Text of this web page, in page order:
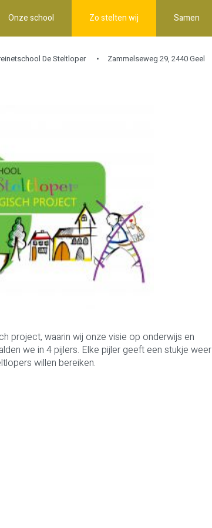
Onze school Zo stelten wij Samen
De Steltloper Zammelseweg 29, 2440 Geel
project, waarin wij onze visie op onderwijs en
we in 4 pijlers. Elke pijler geeft een stukje weer
willen bereiken.